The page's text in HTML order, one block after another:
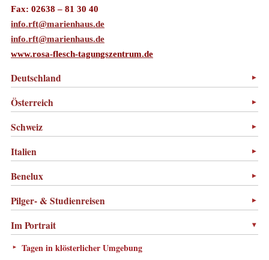
Deutschland
Österreich
Schweiz
Italien
Benelux
Pilger- & Studienreisen
Im Portrait
Tagen in klösterlicher Umgebung
Fax: 02638 – 81 30 40
info.rft@marienhaus.de
info.rft@marienhaus.de
www.rosa-flesch-tagungszentrum.de